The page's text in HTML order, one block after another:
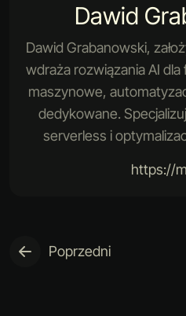
Dawid
Dawid Grabanowski,
wdraża rozwiązania AI
maszynowe,
dedykowane.
serverless i
https://
Poprzedni